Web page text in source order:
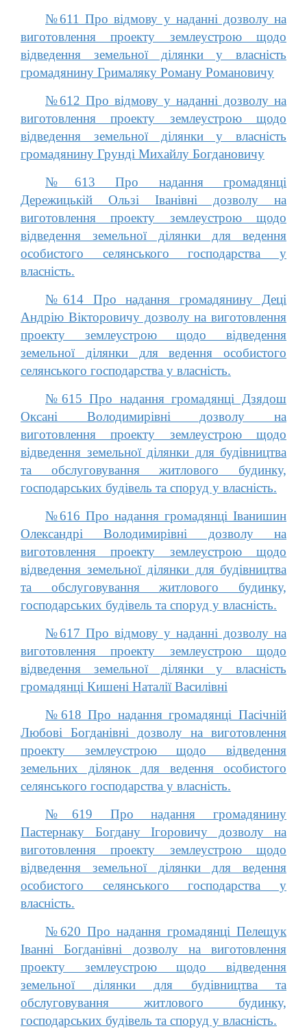
№611 Про відмову у наданні дозволу на
виготовлення проекту землеустрою щодо
відведення земельної ділянки у власність
громадянину Грималяку Роману Романовичу
№612 Про відмову у наданні дозволу на
виготовлення проекту землеустрою щодо
відведення земельної ділянки у власність
громадянину Грунді Михайлу Богдановичу
№613 Про надання громадянці
Дережицькій Ользі Іванівні дозволу на
виготовлення проекту землеустрою щодо
відведення земельної ділянки для ведення
особистого селянського господарства у
власність.
№614 Про надання громадянину Деці
Андрію Вікторовичу дозволу на виготовлення
проекту землеустрою щодо відведення
земельної ділянки для ведення особистого
селянського господарства у власність.
№615 Про надання громадянці Дзядош
Оксані Володимирівні дозволу на
виготовлення проекту землеустрою щодо
відведення земельної ділянки для будівництва
та обслуговування житлового будинку,
господарських будівель та споруд у власність.
№616 Про надання громадянці Іванишин
Олександрі Володимирівні дозволу на
виготовлення проекту землеустрою щодо
відведення земельної ділянки для будівництва
та обслуговування житлового будинку,
господарських будівель та споруд у власність.
№617 Про відмову у наданні дозволу на
виготовлення проекту землеустрою щодо
відведення земельної ділянки у власність
громадянці Кишені Наталії Василівні
№618 Про надання громадянці Пасічній
Любові Богданівні дозволу на виготовлення
проекту землеустрою щодо відведення
земельних ділянок для ведення особистого
селянського господарства у власність.
№619 Про надання громадянину
Пастернаку Богдану Ігоровичу дозволу на
виготовлення проекту землеустрою щодо
відведення земельної ділянки для ведення
особистого селянського господарства у
власність.
№620 Про надання громадянці Пелещук
Іванні Богданівні дозволу на виготовлення
проекту землеустрою щодо відведення
земельної ділянки для будівництва та
обслуговування житлового будинку,
господарських будівель та споруд у власність.